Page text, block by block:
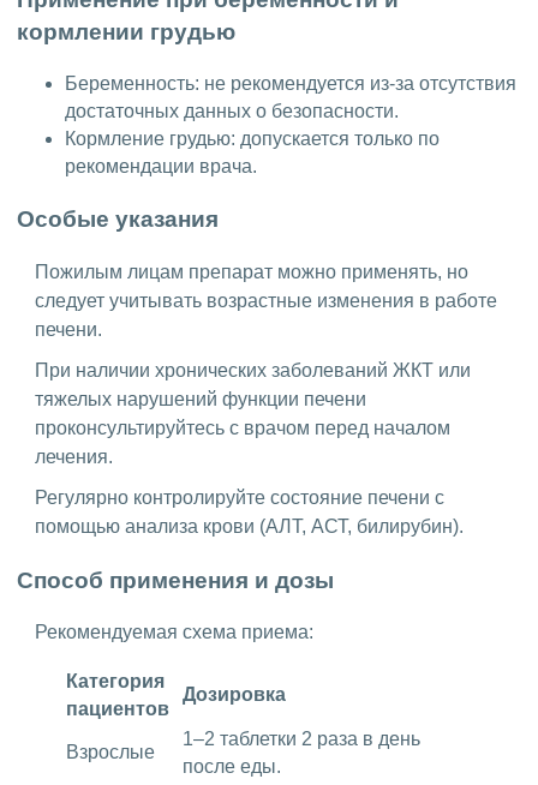
кормлении грудью
Беременность: не рекомендуется из-за отсутствия
достаточных данных о безопасности.
Кормление грудью: допускается только по
рекомендации врача.
Особые указания
Пожилым лицам препарат можно применять, но
следует учитывать возрастные изменения в работе
печени.
При наличии хронических заболеваний ЖКТ или
тяжелых нарушений функции печени
проконсультируйтесь с врачом перед началом
лечения.
Регулярно контролируйте состояние печени с
помощью анализа крови (АЛТ, АСТ, билирубин).
Способ применения и дозы
Рекомендуемая схема приема:
Категория
пациентов
Дозировка
Взрослые
1–2 таблетки 2 раза в день
после еды.